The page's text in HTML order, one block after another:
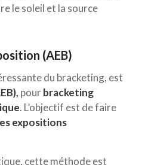
le soleil et la source
(AEB)
du bracketing, est
pourbracketing
. L’objectif est de faire
expositions
cette méthode est